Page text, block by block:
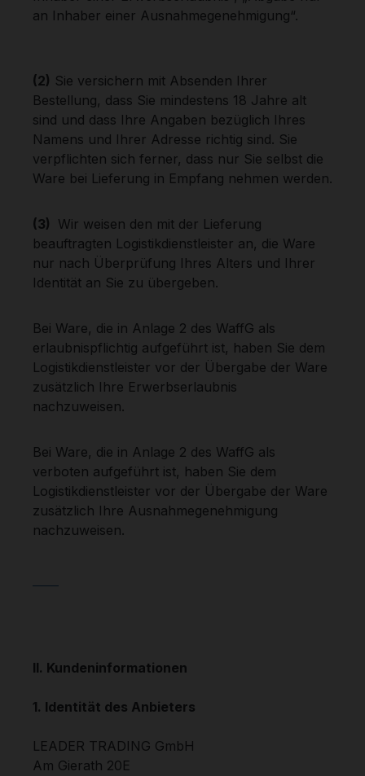
an Inhaber einer Ausnahmegenehmigung“.
(2) Sie versichern mit Absenden Ihrer
Bestellung, dass Sie mindestens 18 Jahre alt
sind und dass Ihre Angaben bezüglich Ihres
Namens und Ihrer Adresse richtig sind. Sie
verpflichten sich ferner, dass nur Sie selbst die
Ware bei Lieferung in Empfang nehmen werden.
(3) Wir weisen den mit der Lieferung
beauftragten Logistikdienstleister an, die Ware
nur nach Überprüfung Ihres Alters und Ihrer
Identität an Sie zu übergeben.
Bei Ware, die in Anlage 2 des WaffG als
erlaubnispflichtig aufgeführt ist, haben Sie dem
Logistikdienstleister vor der Übergabe der Ware
zusätzlich Ihre Erwerbserlaubnis
nachzuweisen.
Bei Ware, die in Anlage 2 des WaffG als
verboten aufgeführt ist, haben Sie dem
Logistikdienstleister vor der Übergabe der Ware
zusätzlich Ihre Ausnahmegenehmigung
nachzuweisen.
II. Kundeninformationen
1. Identität des Anbieters
LEADER TRADING GmbH
Am Gierath 20E